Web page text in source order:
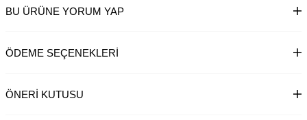
BU ÜRÜNE YORUM YAP
ÖDEME SEÇENEKLERI
ÖNERI KUTUSU